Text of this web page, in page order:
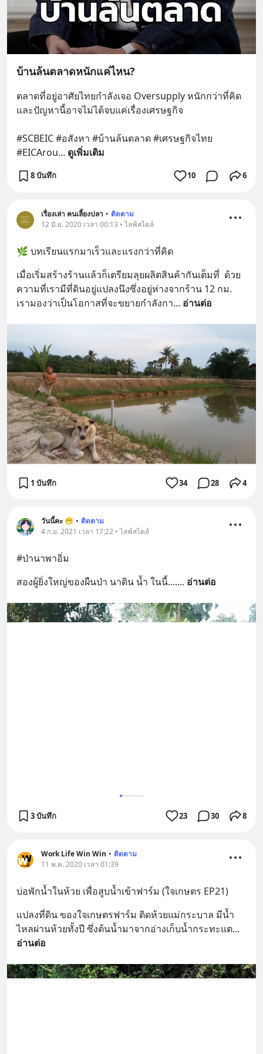
บ้านล้นตลาดหนักแค่ไหน?
ตลาดที่อยู่อาศัยไทยกำลังเจอ Oversupply หนักกว่าที่คิด
และปัญหานี้อาจไม่ได้จบแค่เรื่องเศรษฐกิจ
#SCBEIC #อสังหา #บ้านล้นตลาด #เศรษฐกิจไทย
#EICArou... ดูเพิ่มเติม
8 บันทึก 10 6
เรื่องเล่า คนเลี้ยงปลา • ติดตาม
12 มิ.ย. 2020 เวลา 00:13 • ไลฟ์สไตล์
🌿 บทเรียนแรกมาเร็วและแรงกว่าที่คิด
เมื่อเริ่มสร้างร้านแล้วก็เตรียมลุยผลิตสินค้ากันเต็มที่  ด้วย
ความที่เรามีที่ดินอยู่แปลงนึงซึ่งอยู่ห่างจากร้าน 12 กม.
เรามองว่าเป็นโอกาสที่จะขยายกำลังกา... อ่านต่อ
1 บันทึก 34 28 4
วันนี้คะ 😁 • ติดตาม
4 ก.ย. 2021 เวลา 17:22 • ไลฟ์สไตล์
#ป่านาพาอิ่ม
สองผู้ยิ่งใหญ่ของผืนป่า นาดิน น้ำ ในนี้....... อ่านต่อ
3 บันทึก 23 30 8
Work Life Win Win • ติดตาม
11 พ.ค. 2020 เวลา 01:39
บ่อพักน้ำในห้วย เพื่อสูบน้ำเข้าฟาร์ม (ใจเกษตร EP21)
แปลงที่ดิน ของใจเกษตรฟาร์ม ติดห้วยแม่กระบาล มีน้ำ
ไหลผ่านห้วยทั้งปี ซึ่งต้นน้ำมาจากอ่างเก็บน้ำกระทะแต
อ่านต่อ